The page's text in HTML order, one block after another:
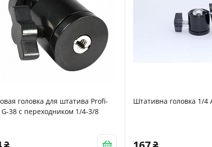
головка для штатива Profi-
38 с переходником 1/4-3/8
Штативна головка 1/4